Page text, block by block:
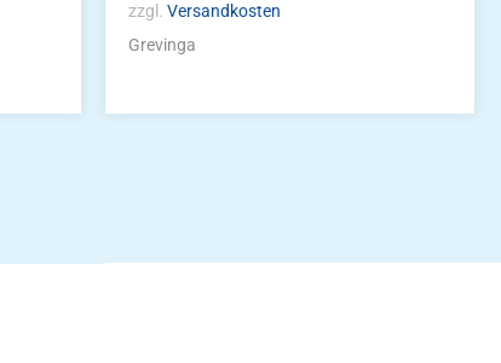
zzgl.Versandkosten
Grevinga